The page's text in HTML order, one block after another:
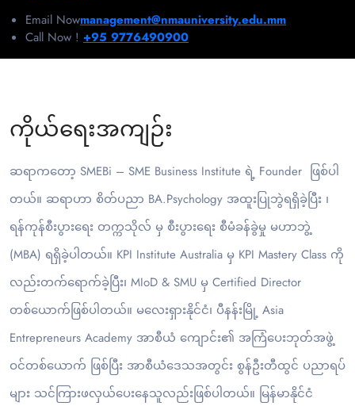
Email Nowmanagement@nmauniversity.edu.mm
Call Now ! +95 9776490900
ကိုယ်ရေးအကျဉ်း
ဆရာကတော့ SMEBi – SME Business Institute ရဲ့ Founder ဖြစ်ပါ
တယ်။ ဆရာဟာ စိတ်ပညာ BA.Psychology အထူးပြုဘွဲရရှိခဲ့ပြီး ၊
ရန်ကုန်စီးပွားရေး တက္ကသိုလ် မှ စီးပွားရေး စီမံခန်ခွဲမှု မဟာဘွဲ့
(MBA) ရရှိခဲ့ပါတယ်။ KPI Institute Australia မှ KPI Mastery Class ကို
လည်းတက်ရောက်ခဲ့ပြီး၊ MIoD & SMU မှ Certified Director
တစ်‌ယောက်ဖြစ်ပါတယ်။ မလေးရှားနိုင်ငံ၊ ပီနန်းမြို့ Asia
Entrepreneurs Academy အာစီယံ ကျောင်း၏ အကြံပေးဘုတ်အဖွဲ့
ဝင်တစ်ယောက် ဖြစ်ပြီး အာစီယံဒေသအတွင်း စွန်ဦးတီထွင် ပညာရပ်
များ သင်ကြားဖလှယ်ပေးနေသူလည်းဖြစ်ပါတယ်။ မြန်မာနိုင်ငံ